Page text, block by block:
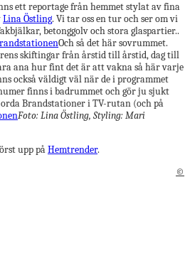
ett reportage från hemmet stylat av fina
Lina Östling. Vi tar oss en tur och ser om vi
betonggolv och stora glaspartier..
Och så det här sovrummet.
skiftingar från årstid till årstid, dag till
ana hur fint det är att vakna så här varje
också väldigt väl när de i programmet
finns i badrummet och gör ju sjukt
Brandstationer i TV-rutan (och på
Foto: Lina Östling, Styling: Mari
upp påHemtrender.
©